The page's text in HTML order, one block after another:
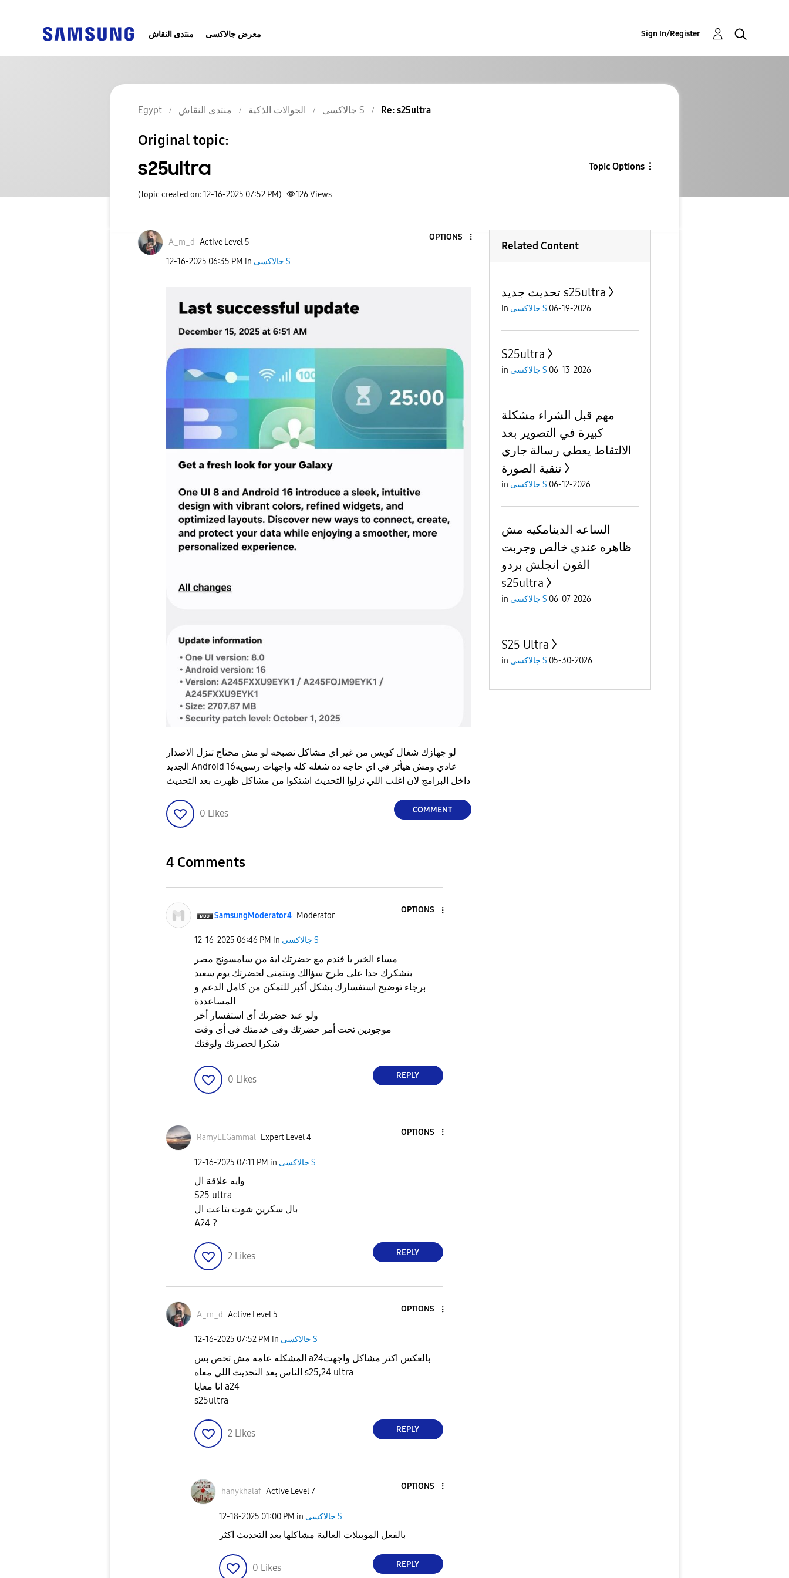
منتدى النقاش معرض جالاكسى Sign In/Register
Egypt منتدى النقاش الجوالات الذكية جالاكسى S Re: s25ultra
Original topic:
s25ultra Topic Options
(Topic created on: 12-16-2025 07:52 PM) 126 Views
A_m_d Active Level 5
OPTIONS
‎12-16-2025 06:35 PM in جالاكسى S
لو جهازك شغال كويس من غير اي مشاكل نصبحه لو مش محتاج تنزل الاصدار
الجديد Android 16عادي ومش هيأثر في اي حاجه ده شغله كله واجهات رسويه
داخل البرامج لان اغلب اللي نزلوا التحديث اشتكوا من مشاكل ظهرت بعد التحديث
0 Likes COMMENT
4 Comments
SamsungModerator4 Moderator
OPTIONS
‎12-16-2025 06:46 PM in جالاكسى S
مساء الخير يا فندم مع حضرتك اية من سامسونج مصر
بنشكرك جدا على طرح سؤالك وبنتمنى لحضرتك يوم سعيد
برجاء توضيح استفسارك بشكل أكبر للتمكن من كامل الدعم و
المساعددة
ولو عند حضرتك أى استفسار أخر
موجودين تحت أمر حضرتك وفى خدمتك فى أى وقت
شكرا لحضرتك ولوقتك
0 Likes REPLY
RamyELGammal Expert Level 4
OPTIONS
‎12-16-2025 07:11 PM in جالاكسى S
وايه علاقة ال
S25 ultra
بال سكرين شوت بتاعت ال
A24 ?
2 Likes REPLY
A_m_d Active Level 5
OPTIONS
‎12-16-2025 07:52 PM in جالاكسى S
المشكله عامه مش تخص بس a24بالعكس اكتر مشاكل واجهت
الناس بعد التحديث اللي معاه s25,24 ultra
انا معايا a24
s25ultra
2 Likes REPLY
hanykhalaf Active Level 7
OPTIONS
‎12-18-2025 01:00 PM in جالاكسى S
بالفعل الموبيلات العالية مشاكلها بعد التحديث اكثر
0 Likes REPLY
Related Content
تحديث جديد s25ultra
in جالاكسى S 06-19-2026
S25ultra
in جالاكسى S 06-13-2026
مهم قبل الشراء مشكلة
كبيرة في التصوير بعد
الالتقاط يعطي رسالة جاري
تنقية الصورة
in جالاكسى S 06-12-2026
الساعه الدينامكيه مش
ظاهره عندي خالص وجربت
الفون انجلش بردو
s25ultra
in جالاكسى S 06-07-2026
S25 Ultra
in جالاكسى S 05-30-2026